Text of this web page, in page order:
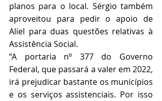
planos para o local. Sérgio também
aproveitou para pedir o apoio de
Aliel para duas questões relativas à
Assistência Social.
“A portaria nº 377 do Governo
Federal, que passará a valer em 2022,
irá prejudicar bastante os municípios
e os serviços assistenciais. Por isso